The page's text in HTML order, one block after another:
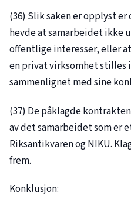
(36) Slik saken er opplyst
hevde at samarbeidet ikke
offentlige interesser, eller
en privat virksomhet stilles
sammenlignet med sine
(37) De påklagde
av det samarbeidet som er
Riksantikvaren og NIKU.
frem.
Konklusjon: